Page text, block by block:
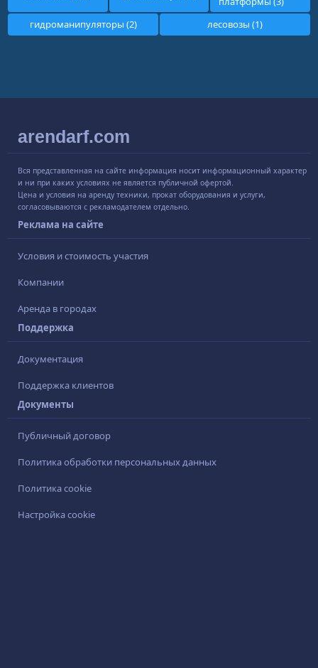
гидроманипуляторы (2)
лесовозы (1)
arendarf.com
Вся представленная на сайте информация носит информационный характер
и ни при каких условиях не является публичной офертой.
Цена и условия на аренду техники, прокат оборудования и услуги,
согласовываются с рекламодателем отдельно.
Реклама на сайте
Условия и стоимость участия
Компании
Аренда в городах
Поддержка
Документация
Поддержка клиентов
Документы
Публичный договор
Политика обработки персональных данных
Политика cookie
Настройка cookie